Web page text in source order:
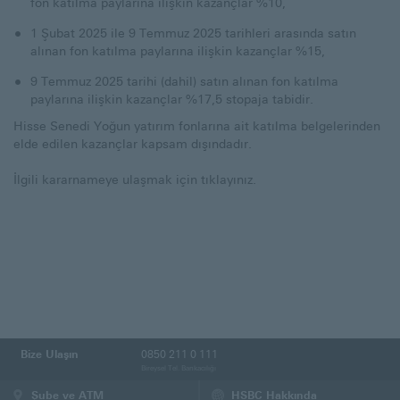
fon katılma paylarına ilişkin kazançlar %10,
1 Şubat 2025 ile 9 Temmuz 2025 tarihleri arasında satın
alınan fon katılma paylarına ilişkin kazançlar %15,
9 Temmuz 2025 tarihi (dahil) satın alınan fon katılma
paylarına ilişkin kazançlar %17,5 stopaja tabidir.
Hisse Senedi Yoğun yatırım fonlarına ait katılma belgelerinden
elde edilen kazançlar kapsam dışındadır.
İlgili kararnameye ulaşmak için tıklayınız
Bize Ulaşın 0850 211 0 111
Şube ve ATM HSBC Hakkında